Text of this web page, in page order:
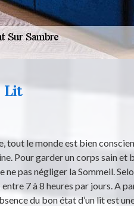
Lit
tout le monde est bien
Pour garder un corps sain et
pas négliger la Sommeil.
7 à 8 heures par jours. A
du bon état d’un lit est